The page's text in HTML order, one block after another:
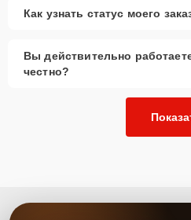
Как узнать статус моего
Вы действительно
честно?